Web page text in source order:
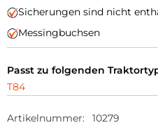
Sicherungen sind nicht
Messingbuchsen
Passt zu folgenden
T84
Artikelnummer:
10279